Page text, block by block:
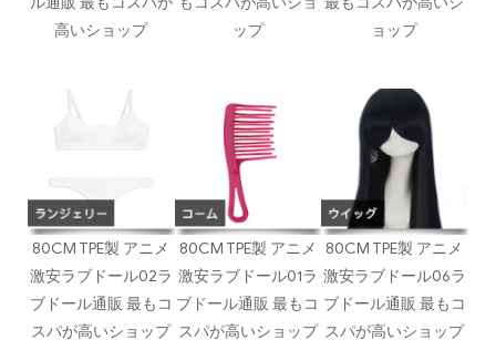
高いショップ
ップ
ョップ
80CM TPE製 アニメ
激安ラブドール02ラ
ブドール通販 最もコ
スパが高いショップ
80CM TPE製 アニメ
激安ラブドール01ラ
ブドール通販 最もコ
スパが高いショップ
80CM TPE製 アニメ
激安ラブドール06ラ
ブドール通販 最もコ
スパが高いショップ